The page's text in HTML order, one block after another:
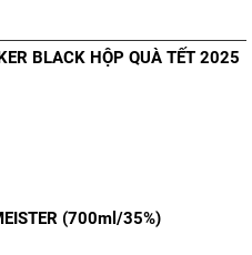
BLACK HỘP QUÀ TẾT 2025
(700ml/35%)